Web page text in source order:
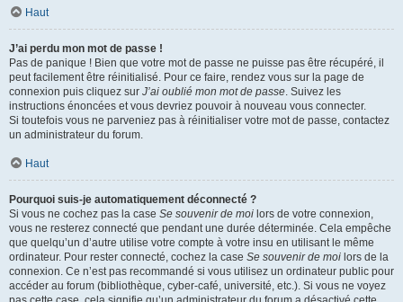
Haut
J’ai perdu mon mot de passe !
Pas de panique ! Bien que votre mot de passe ne puisse pas être récupéré, il
peut facilement être réinitialisé. Pour ce faire, rendez vous sur la page de
connexion puis cliquez sur J’ai oublié mon mot de passe. Suivez les
instructions énoncées et vous devriez pouvoir à nouveau vous connecter.
Si toutefois vous ne parveniez pas à réinitialiser votre mot de passe, contactez
un administrateur du forum.
Haut
Pourquoi suis-je automatiquement déconnecté ?
Si vous ne cochez pas la case Se souvenir de moi lors de votre connexion,
vous ne resterez connecté que pendant une durée déterminée. Cela empêche
que quelqu’un d’autre utilise votre compte à votre insu en utilisant le même
ordinateur. Pour rester connecté, cochez la case Se souvenir de moi lors de la
connexion. Ce n’est pas recommandé si vous utilisez un ordinateur public pour
accéder au forum (bibliothèque, cyber-café, université, etc.). Si vous ne voyez